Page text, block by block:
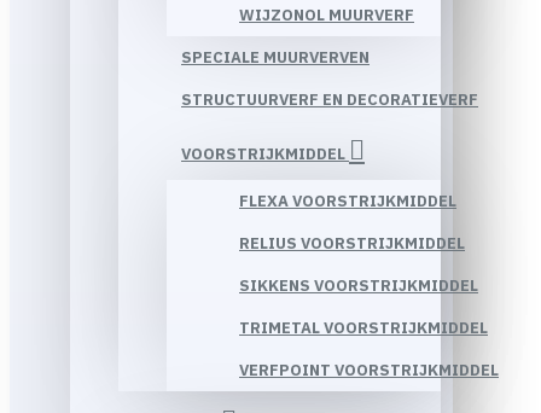
WIJZONOL MUURVERF
SPECIALE MUURVERVEN
STRUCTUURVERF EN DECORATIEVERF
VOORSTRIJKMIDDEL
FLEXA VOORSTRIJKMIDDEL
RELIUS VOORSTRIJKMIDDEL
SIKKENS VOORSTRIJKMIDDEL
TRIMETAL VOORSTRIJKMIDDEL
VERFPOINT VOORSTRIJKMIDDEL